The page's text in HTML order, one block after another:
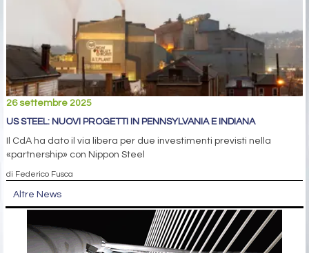
26 settembre 2025
US STEEL: NUOVI PROGETTI IN PENNSYLVANIA E INDIANA
Il CdA ha dato il via libera per due investimenti previsti nella
«partnership» con Nippon Steel
di Federico Fusca
Altre News